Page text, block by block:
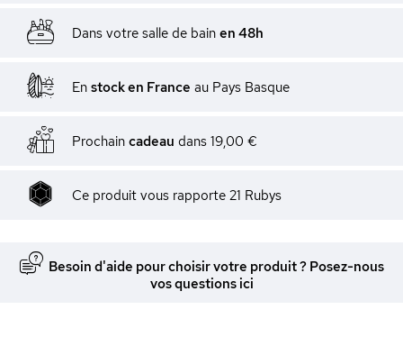
Dans votre salle de bain en 48h
En stock en France au Pays Basque
Prochain cadeau dans 19,00 €
Ce produit vous rapporte 21 Rubys
Besoin d'aide pour choisir votre produit ? Posez-nous
vos questions ici